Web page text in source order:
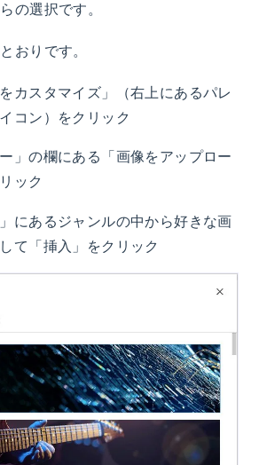
の選択です。
おりです。
をカスタマイズ」（右上にあるパレ
コン）をクリック
ー」の欄にある「画像をアップロー
ック
」にあるジャンルの中から好きな画
て「挿入」をクリック